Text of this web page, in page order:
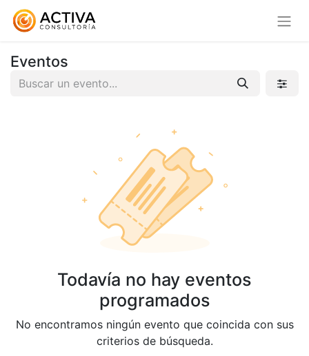
Eventos
Todavía no hay eventos
programados
No encontramos ningún evento que coincida con sus
criterios de búsqueda.